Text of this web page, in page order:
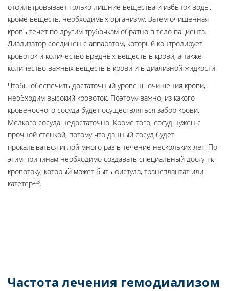
отфильтровывает только лишние вещества и избыток воды,
кроме веществ, необходимых организму. Затем очищенная
кровь течет по другим трубочкам обратно в тело пациента.
Диализатор соединен с аппаратом, который контролирует
кровоток и количество вредных веществ в крови, а также
количество важных веществ в крови и в диализной жидкости.
Чтобы обеспечить достаточный уровень очищения крови,
необходим высокий кровоток. Поэтому важно, из какого
кровеносного сосуда будет осуществляться забор крови.
Мелкого сосуда недостаточно. Кроме того, сосуд нужен с
прочной стенкой, потому что данный сосуд будет
прокалываться иглой много раз в течение нескольких лет. По
этим причинам необходимо создавать специальный доступ к
кровотоку, который может быть фистула, трансплантат или
катетер2,3.
Частота лечения гемодиализом